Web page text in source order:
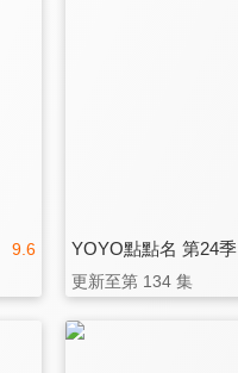
9.6 YOYO點點名 第24季
更新至第 134 集